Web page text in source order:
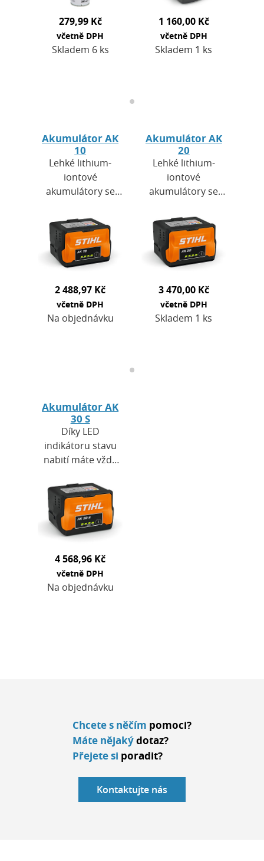
279,99 Kč
včetně DPH
Skladem 6 ks
a systému STIHL
AP. …
1 160,00 Kč
včetně DPH
Skladem 1 ks
Akumulátor AK
10
Lehké lithium-
iontové
akumulátory se
napětím 36 V jsou
nejen mimořádně
všestranné, ale
také odolné,
2 488,97 Kč
včetně DPH
Na objednávku
Akumulátor AK
20
Lehké lithium-
iontové
akumulátory se
napětím 36 V jsou
nejen mimořádně
všestranné, ale
také odolné,
3 470,00 Kč
včetně DPH
Skladem 1 ks
Akumulátor AK
30 S
Díky LED
indikátoru stavu
nabití máte vždy
a na jak dlouho je
akumulátor
připraven k
použití. Lehké
4 568,96 Kč
včetně DPH
Na objednávku
Chcete s něčím pomoci?
Máte nějakýdotaz?
Přejete si poradit?
Kontaktujte nás